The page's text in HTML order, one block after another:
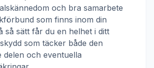
och bra samarbete
som finns inom din
så sätt får du en helhet i ditt
som täcker både den
delen och eventuella